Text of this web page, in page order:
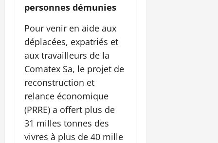
personnes démunies
Pour venir en aide aux
déplacées, expatriés et
aux travailleurs de la
Comatex Sa, le projet de
reconstruction et
relance économique
(PRRE) a offert plus de
31 milles tonnes des
vivres à plus de 40 mille